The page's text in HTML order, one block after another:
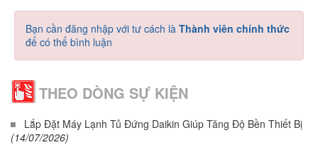
Bạn cần đăng nhập với tư cách là Thành viên chính thức
để có thể bình luận
THEO DÒNG SỰ KIỆN
Lắp Đặt Máy Lạnh Tủ Đứng Daikin Giúp Tăng Độ Bền Thiết Bị
(14/07/2026)